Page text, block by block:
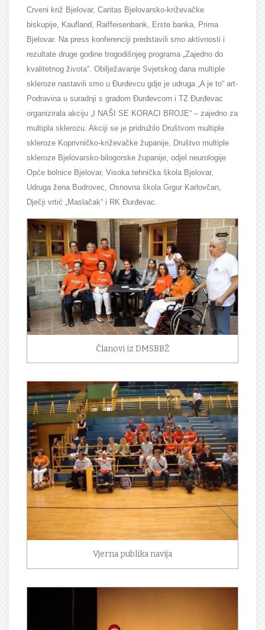
Crveni križ Bjelovar, Caritas Bjelovarsko-križevačke
biskupije, Kaufland, Raiffeisenbank, Erste banka, Prima
Bjelovar. Na press konferenciji predstavili smo aktivnosti i
rezultate druge godine trogodišnjeg programa „Zajedno do
kvalitetnog života“. Obilježavanje Svjetskog dana multiple
skleroze nastavili smo u Đurđevcu gdje je udruga „A je to“ art-
Podravina u suradnji s gradom Đurđevcom i TZ Đurđevac
organizirala akciju „I NAŠI SE KORACI BROJE“ – zajedno za
multipla sklerozu. Akciji se je pridružilo Društvom multiple
skleroze Koprivničko-križevačke županije, Društvo multiple
skleroze Bjelovarsko-bilogorske županije, odjel neurologije
Opće bolnice Bjelovar, Visoka tehnička škola Bjelovar,
Udruga žena Budrovec, Osnovna škola Grgur Karlovčan,
Dječji vrtić „Maslačak“ i RK Đurđevac.
Članovi iz DMSBBŽ
Vjerna publika navija